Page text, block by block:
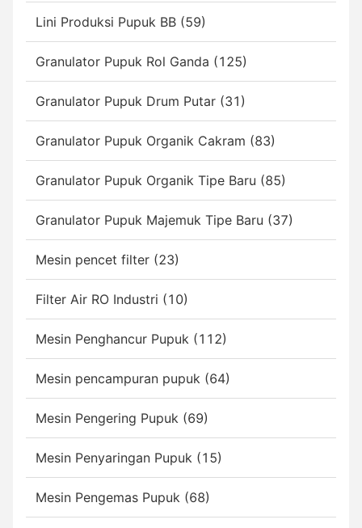
Lini Produksi Pupuk BB (59)
Granulator Pupuk Rol Ganda (125)
Granulator Pupuk Drum Putar (31)
Granulator Pupuk Organik Cakram (83)
Granulator Pupuk Organik Tipe Baru (85)
Granulator Pupuk Majemuk Tipe Baru (37)
Mesin pencet filter (23)
Filter Air RO Industri (10)
Mesin Penghancur Pupuk (112)
Mesin pencampuran pupuk (64)
Mesin Pengering Pupuk (69)
Mesin Penyaringan Pupuk (15)
Mesin Pengemas Pupuk (68)